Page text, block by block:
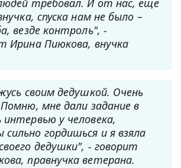
требовал. И от нас, еще
спуска нам не было –
везде контроль", -
Ирина Пиюкова, внучка
своим дедушкой. Очень
мне дали задание в
у человека,
гордишься и я взяла
дедушки", - говорит
правнучка ветерана.